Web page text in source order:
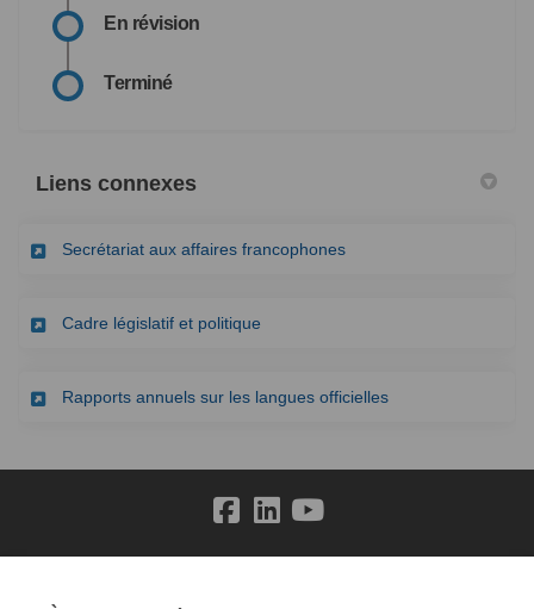
En révision
Terminé
Liens connexes
Secrétariat aux affaires francophones(Liens externes)
Cadre législatif et politique
Rapports annuels sur les langues officielles(Liens externes)